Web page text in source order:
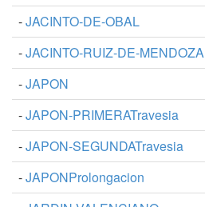
-JACINTO-DE-OBAL
-JACINTO-RUIZ-DE-MENDOZA
-JAPON
-JAPON-PRIMERATravesia
-JAPON-SEGUNDATravesia
-JAPONProlongacion